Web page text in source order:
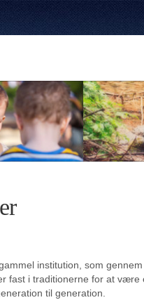
institution, som
fast i traditionerne for at
til generation.